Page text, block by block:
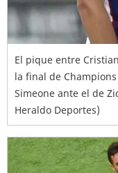
El pique entre
la final de
Simeone ante el de
Heraldo Deportes)